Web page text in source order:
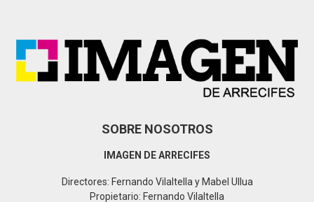
SOBRE NOSOTROS
IMAGEN DE ARRECIFES
Directores: Fernando Vilaltella y Mabel Ullua
Propietario: Fernando Vilaltella